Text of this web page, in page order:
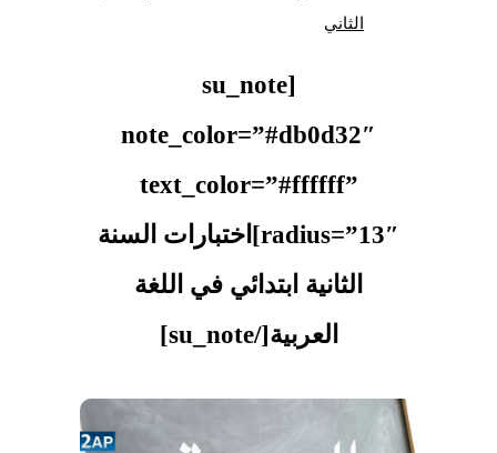
الثاني
[su_note
note_color=”#db0d32″
text_color=”#ffffff”
radius=”13″]اختبارات السنة
الثانية ابتدائي في اللغة
العربية[/su_note]